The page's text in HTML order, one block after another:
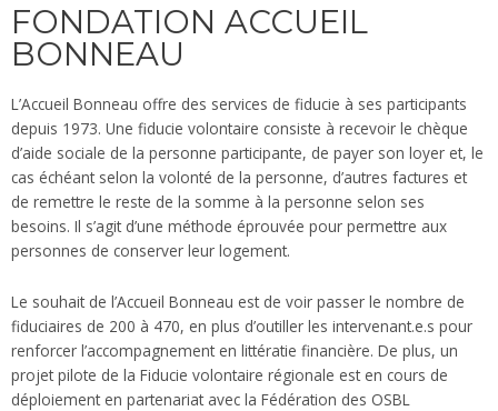
FONDATION ACCUEIL
BONNEAU
L’Accueil Bonneau offre des services de fiducie à ses participants
depuis 1973. Une fiducie volontaire consiste à recevoir le chèque
d’aide sociale de la personne participante, de payer son loyer et, le
cas échéant selon la volonté de la personne, d’autres factures et
de remettre le reste de la somme à la personne selon ses
besoins. Il s’agit d’une méthode éprouvée pour permettre aux
personnes de conserver leur logement.
Le souhait de l’Accueil Bonneau est de voir passer le nombre de
fiduciaires de 200 à 470, en plus d’outiller les intervenant.e.s pour
renforcer l’accompagnement en littératie financière. De plus, un
projet pilote de la Fiducie volontaire régionale est en cours de
déploiement en partenariat avec la Fédération des OSBL